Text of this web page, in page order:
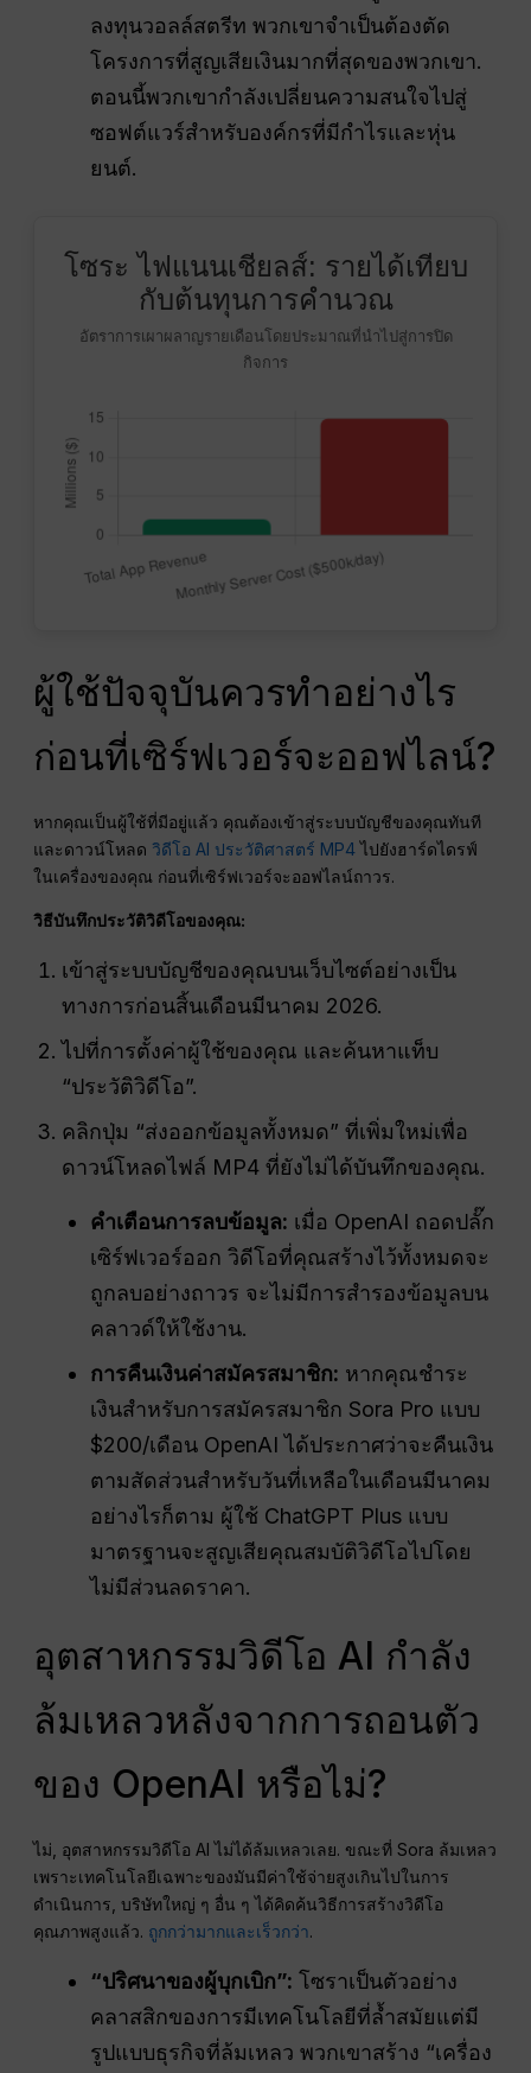
ลงทุนวอลล์สตรีท พวกเขาจำเป็นต้องตัด
โครงการที่สูญเสียเงินมากที่สุดของพวกเขา.
ตอนนี้พวกเขากำลังเปลี่ยนความสนใจไปสู่
ซอฟต์แวร์สำหรับองค์กรที่มีกำไรและหุ่น
ยนต์.
โซระ ไฟแนนเชียลส์: รายได้เทียบ
กับต้นทุนการคำนวณ
อัตราการเผาผลาญรายเดือนโดยประมาณที่นำไปสู่การปิด
กิจการ
ผู้ใช้ปัจจุบันควรทำอย่างไร
ก่อนที่เซิร์ฟเวอร์จะออฟไลน์?
หากคุณเป็นผู้ใช้ที่มีอยู่แล้ว คุณต้องเข้าสู่ระบบบัญชีของคุณทันที
และดาวน์โหลด วิดีโอ AI ประวัติศาสตร์ MP4ไปยังฮาร์ดไดรฟ์
ในเครื่องของคุณ ก่อนที่เซิร์ฟเวอร์จะออฟไลน์ถาวร.
วิธีบันทึกประวัติวิดีโอของคุณ:
เข้าสู่ระบบบัญชีของคุณบนเว็บไซต์อย่างเป็น
ทางการก่อนสิ้นเดือนมีนาคม 2026.
ไปที่การตั้งค่าผู้ใช้ของคุณ และค้นหาแท็บ
“ประวัติวิดีโอ”.
คลิกปุ่ม “ส่งออกข้อมูลทั้งหมด” ที่เพิ่มใหม่เพื่อ
ดาวน์โหลดไฟล์ MP4 ที่ยังไม่ได้บันทึกของคุณ.
คำเตือนการลบข้อมูล: เมื่อ OpenAI ถอดปลั๊ก
เซิร์ฟเวอร์ออก วิดีโอที่คุณสร้างไว้ทั้งหมดจะ
ถูกลบอย่างถาวร จะไม่มีการสำรองข้อมูลบน
คลาวด์ให้ใช้งาน.
การคืนเงินค่าสมัครสมาชิก: หากคุณชำระ
เงินสำหรับการสมัครสมาชิก Sora Pro แบบ
$200/เดือน OpenAI ได้ประกาศว่าจะคืนเงิน
ตามสัดส่วนสำหรับวันที่เหลือในเดือนมีนาคม
อย่างไรก็ตาม ผู้ใช้ ChatGPT Plus แบบ
มาตรฐานจะสูญเสียคุณสมบัติวิดีโอไปโดย
ไม่มีส่วนลดราคา.
อุตสาหกรรมวิดีโอ AI กำลัง
ล้มเหลวหลังจากการถอนตัว
ของ OpenAI หรือไม่?
ไม่, อุตสาหกรรมวิดีโอ AI ไม่ได้ล้มเหลวเลย. ขณะที่ Sora ล้มเหลว
เพราะเทคโนโลยีเฉพาะของมันมีค่าใช้จ่ายสูงเกินไปในการ
ดำเนินการ, บริษัทใหญ่ ๆ อื่น ๆ ได้คิดค้นวิธีการสร้างวิดีโอ
คุณภาพสูงแล้ว. ถูกกว่ามากและเร็วกว่า.
“ปริศนาของผู้บุกเบิก”: โซราเป็นตัวอย่าง
คลาสสิกของการมีเทคโนโลยีที่ล้ำสมัยแต่มี
รูปแบบธุรกิจที่ล้มเหลว พวกเขาสร้าง “เครื่อง